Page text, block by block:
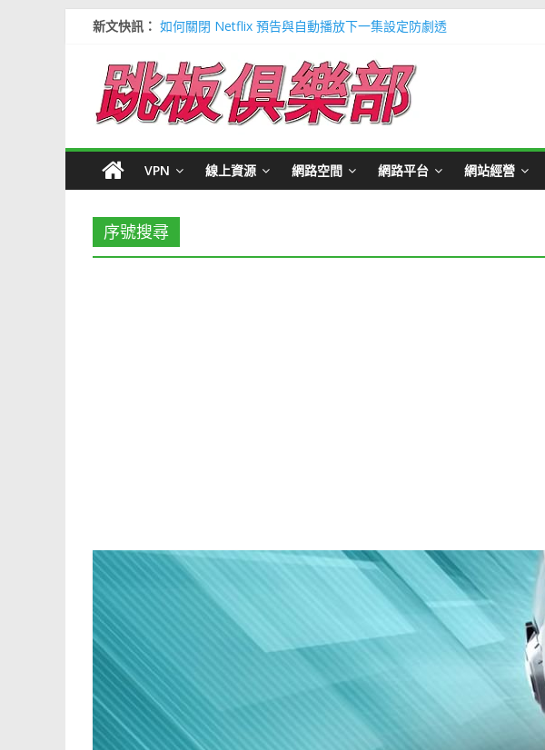
新文快訊： 如何關閉 Netflix 預告與自動播放下一集設定防劇透
信用卡號產生器 (含CVV) 懶人包＃多個 Visa / Master Card 網站
寶可夢飛人安卓必裝 FonesGo 虛擬定位不用出門玩遊戲教學
Google 刪除超過兩年登入帳號＃不想被砍帳號教學
VPN 線上資源 網路空間 網路平台 網站經營
序號搜尋